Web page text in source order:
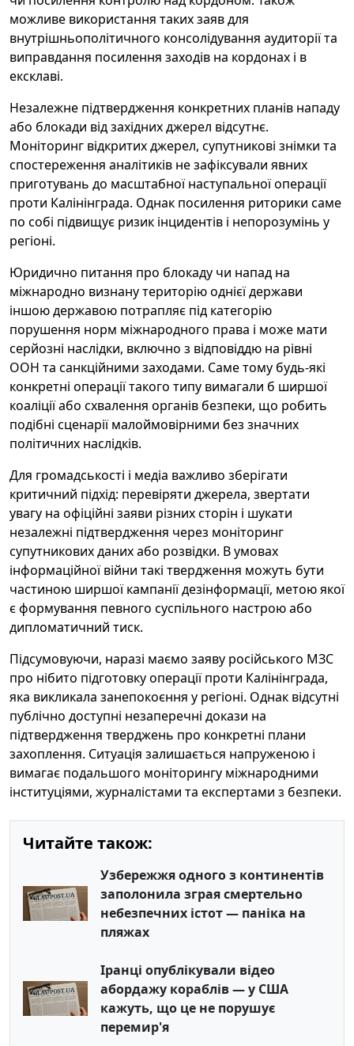
можливе використання таких заяв для
внутрішньополітичного консолідування аудиторії та
виправдання посилення заходів на кордонах і в
ексклаві.
Незалежне підтвердження конкретних планів нападу
або блокади від західних джерел відсутнє.
Моніторинг відкритих джерел, супутникові знімки та
спостереження аналітиків не зафіксували явних
приготувань до масштабної наступальної операції
проти Калінінграда. Однак посилення риторики саме
по собі підвищує ризик інцидентів і непорозумінь у
регіоні.
Юридично питання про блокаду чи напад на
міжнародно визнану територію однієї держави
іншою державою потрапляє під категорію
порушення норм міжнародного права і може мати
серйозні наслідки, включно з відповіддю на рівні
ООН та санкційними заходами. Саме тому будь-які
конкретні операції такого типу вимагали б ширшої
коаліції або схвалення органів безпеки, що робить
подібні сценарії малоймовірними без значних
політичних наслідків.
Для громадськості і медіа важливо зберігати
критичний підхід: перевіряти джерела, звертати
увагу на офіційні заяви різних сторін і шукати
незалежні підтвердження через моніторинг
супутникових даних або розвідки. В умовах
інформаційної війни такі твердження можуть бути
частиною ширшої кампанії дезінформації, метою якої
є формування певного суспільного настрою або
дипломатичний тиск.
Підсумовуючи, наразі маємо заяву російського МЗС
про нібито підготовку операції проти Калінінграда,
яка викликала занепокоєння у регіоні. Однак відсутні
публічно доступні незаперечні докази на
підтвердження тверджень про конкретні плани
захоплення. Ситуація залишається напруженою і
вимагає подальшого моніторингу міжнародними
інституціями, журналістами та експертами з безпеки.
Читайте також:
Узбережжя одного з континентів
заполонила зграя смертельно
небезпечних істот — паніка на
пляжах
Іранці опублікували відео
абордажу кораблів — у США
кажуть, що це не порушує
перемир'я